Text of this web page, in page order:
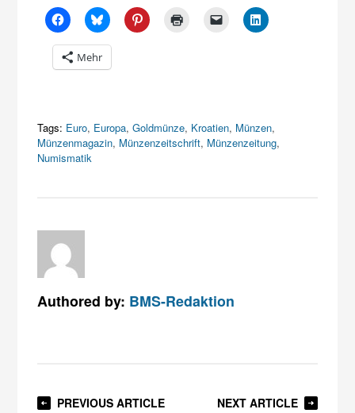
Mehr
Tags: Euro, Europa,Goldmünze, Kroatien, Münzen,
Münzenmagazin, Münzenzeitschrift, Münzenzeitung,
Numismatik
Authored by: BMS-Redaktion
PREVIOUS ARTICLE NEXT ARTICLE